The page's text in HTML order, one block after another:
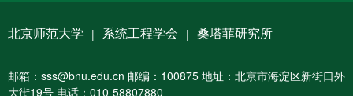
北京师范大学 | 系统工程学会 | 桑塔菲研究所
邮箱：sss@bnu.edu.cn 邮编：100875 地址：北京市海淀区新街口外
大街19号 电话：010-58807880